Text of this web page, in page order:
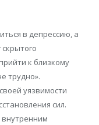
в депрессию, а
к близкому
трудно».
уязвимости
сил.